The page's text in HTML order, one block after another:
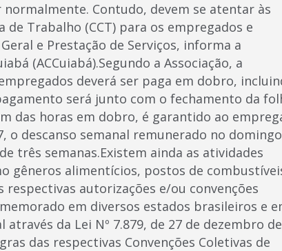
Contudo, devem se atentar às
Trabalho (CCT) para os empregados e
e Prestação de Serviços, informa a
(ACCuiabá).Segundo a Associação, a
deverá ser paga em dobro,
será junto com o fechamento da
das horas em dobro, é garantido ao
o descanso semanal remunerado no domingo
três semanas.Existem ainda as atividades
gêneros alimentícios, postos de
autorizações e/ou convenções
em diversos estados brasileiros e
da Lei Nº 7.879, de 27 de dezembro de
das respectivas Convenções Coletivas de